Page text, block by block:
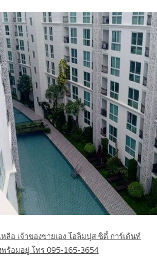
ลือ เจ้าของขายเอง โอลิมปุส ซิตี้ การ์เด้นท์
ร้อมอยู่ โทร 095-165-3654